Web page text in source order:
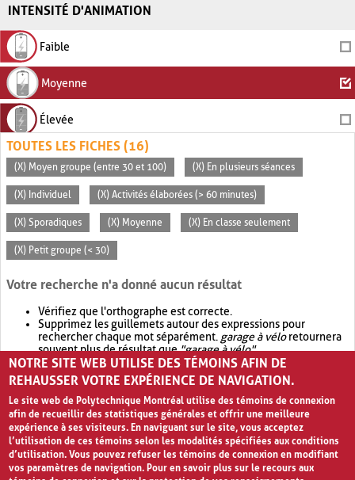
INTENSITÉ D'ANIMATION
Faible
Moyenne
Élevée
TOUTES LES FICHES (16)
(X) Moyen groupe (entre 30 et 100) (X) En plusieurs séances
(X) Individuel (X) Activités élaborées (> 60 minutes)
(X) Sporadiques (X) Moyenne (X) En classe seulement
(X) Petit groupe (< 30)
Votre recherche n'a donné aucun résultat
Vérifiez que l'orthographe est correcte.
Supprimez les guillemets autour des expressions pour
rechercher chaque mot séparément. garage à véloretournera
souvent plus de résultat que"garage à vélo".
Envisagez d'élargir votre recherche avec OR.garage OR vélo
retournera souvent plus de résultat quegarage à vélo
NOTRE SITE WEB UTILISE DES TÉMOINS AFIN DE
REHAUSSER VOTRE EXPÉRIENCE DE NAVIGATION.
Le site web de Polytechnique Montréal utilise des témoins de connexion
afin de recueillir des statistiques générales et offrir une meilleure
expérience à ses visiteurs. En naviguant sur le site, vous acceptez
l’utilisation de ces témoins selon les modalités spécifiées aux conditions
d’utilisation. Vous pouvez refuser les témoins de connexion en modifiant
vos paramètres de navigation. Pour en savoir plus sur le recours aux